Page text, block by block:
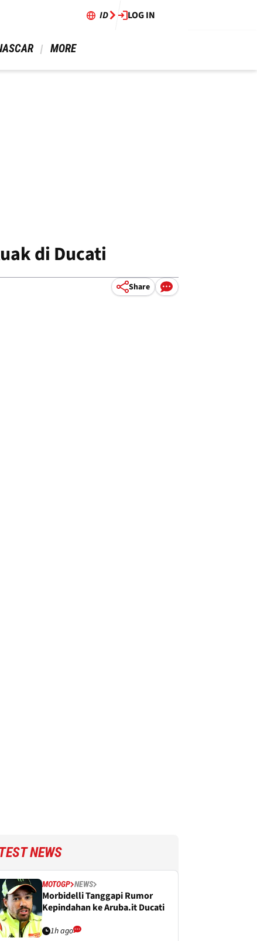
ID LOG IN
MORE
di Ducati
Share
NEWS
MOTOGP NEWS
Morbidelli Tanggapi Rumor
Kepindahan ke Aruba.it Ducati
1h ago